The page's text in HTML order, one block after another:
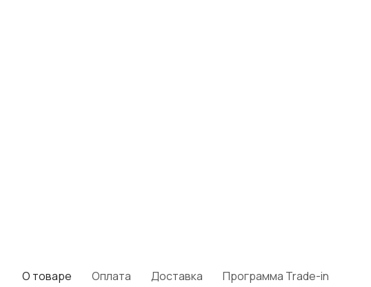
О товаре Оплата Доставка Программа Trade-in